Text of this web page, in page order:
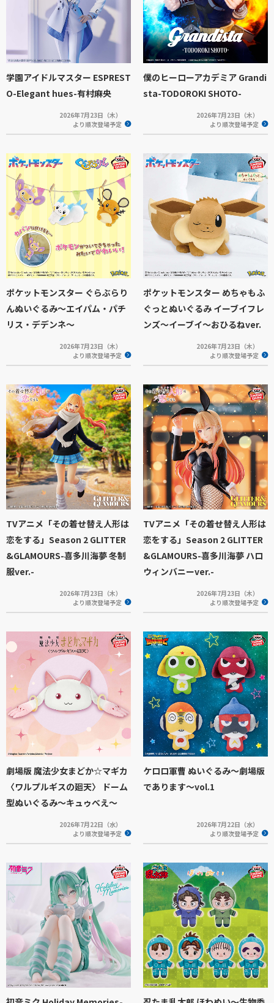
学園アイドルマスター ESPREST
O-Elegant hues-有村麻央
2026年7月23日（木）
より順次登場予定
僕のヒーローアカデミア Grandi
sta-TODOROKI SHOTO-
2026年7月23日（木）
より順次登場予定
ポケットモンスター ぐらぶらり
んぬいぐるみ～エイパム・パチ
リス・デデンネ～
2026年7月23日（木）
より順次登場予定
ポケットモンスター めちゃもふ
ぐっとぬいぐるみ イーブイフレ
ンズ～イーブイ～おひるねver.
2026年7月23日（木）
より順次登場予定
TVアニメ「その着せ替え人形は
恋をする」Season 2 GLITTER
&GLAMOURS-喜多川海夢 冬制
服ver.-
2026年7月23日（木）
より順次登場予定
TVアニメ「その着せ替え人形は
恋をする」Season 2 GLITTER
&GLAMOURS-喜多川海夢 ハロ
ウィンバニーver.-
2026年7月23日（木）
より順次登場予定
劇場版 魔法少女まどか☆マギカ
〈ワルプルギスの廻天〉 ドーム
型ぬいぐるみ～キュゥべえ～
2026年7月22日（水）
より順次登場予定
ケロロ軍曹 ぬいぐるみ～劇場版
であります～vol.1
2026年7月22日（水）
より順次登場予定